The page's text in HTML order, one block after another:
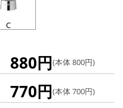
C
880円(本体 800円)
770円(本体 700円)